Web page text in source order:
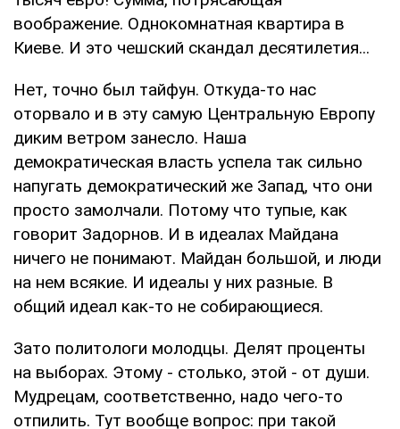
воображение. Однокомнатная квартира в
Киеве. И это чешский скандал десятилетия...
Нет, точно был тайфун. Откуда-то нас
оторвало и в эту самую Центральную Европу
диким ветром занесло. Наша
демократическая власть успела так сильно
напугать демократический же Запад, что они
просто замолчали. Потому что тупые, как
говорит Задорнов. И в идеалах Майдана
ничего не понимают. Майдан большой, и люди
на нем всякие. И идеалы у них разные. В
общий идеал как-то не собирающиеся.
Зато политологи молодцы. Делят проценты
на выборах. Этому - столько, этой - от души.
Мудрецам, соответственно, надо чего-то
отпилить. Тут вообще вопрос: при такой